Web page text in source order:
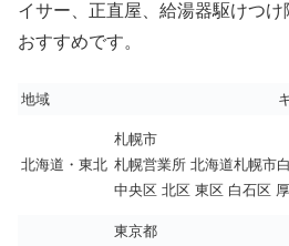
イサー、正直屋、給湯器駆けつ
おすすめです。
地域
北海道・東北
札幌市
札幌営業所 北海道札幌市
中央区 北区 東区 白石区
東京都